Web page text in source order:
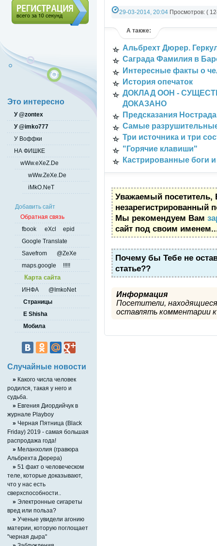
29-03-2014, 20:04 Просмотров: (
А также:
Альбрехт Дюрер.
Саграда Фамилия в
Интересные факты о
История опечаток
ДОКЛАД ООН -
ДОКАЗАНО
Предсказания
Самые
Три источника и три
"Горячие клавиши"
Кастрированные боги
Уважаемый посетитель,
незарегистрированный
Мы рекомендуем Вам
сайт под своим
Почему бы Тебе не
статье??
Информация
Посетители,
оставлять комментарии к
Это интересно
У @zontex
У @imko777
У Воффки
НА ФИШКЕ
wWw.eXeZ.De
wWw.ZeXe.De
iMkO.NeT
Добавить сайт
Обратная связь
fbook
eXcl
epid
Google Translate
Savefrom
@ZeXe
maps.google
!!!!!
Карта сайта
ИНФА
@ImkoNet
Страницы
E Shisha
Мобила
Случайные новости
» Какого числа человек
родился, такая у него и
судьба.
» Евгения Диордийчук в
журнале Playboy
» Черная Пятница (Black
Friday) 2019 - самая большая
распродажа года!
» Меланхолия (гравюра
Альбрехта Дюрера)
» 51 факт о человеческом
теле, которые доказывают,
что у нас есть
сверхспособности..
» Электронные сигареты
вред или польза?
» Ученые увидели агонию
материи, которую поглощает
"черная дыра"